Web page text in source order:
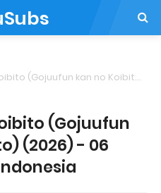
kan no Koibito) (2026) - 06 Subtitle Indonesia
(Gojuufun
(2026) - 06